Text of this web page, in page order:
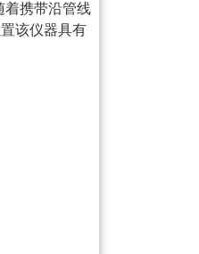
着携带沿管线
该仪器具有